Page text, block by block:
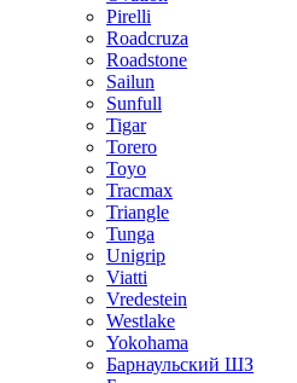
Pirelli
Roadcruza
Roadstone
Sailun
Sunfull
Tigar
Torero
Toyo
Tracmax
Triangle
Tunga
Unigrip
Viatti
Vredestein
Westlake
Yokohama
Барнаульский ШЗ